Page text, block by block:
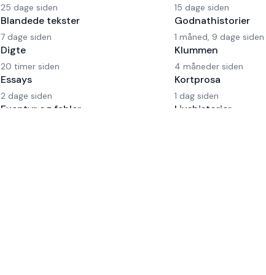
25 dage siden
Blandede tekster
7 dage siden
Digte
20 timer siden
Essays
2 dage siden
Eventyr og fabler
15 dage siden
Godnathistorier
1 måned, 9 dage siden
Klummen
4 måneder siden
Kortprosa
1 dag siden
Livshistorier